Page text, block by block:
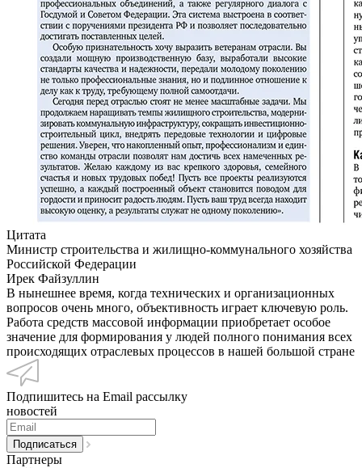
Цитата
Министр строительства и жилищно-коммунального хозяйства
Российской Федерации
Ирек Файзуллин
В нынешнее время, когда технических и организационных
вопросов очень много, объективность играет ключевую роль.
Работа средств массовой информации приобретает особое
значение для формирования у людей полного понимания всех
происходящих отраслевых процессов в нашей большой стране
Подпишитесь на Email рассылку
новостей
Партнеры